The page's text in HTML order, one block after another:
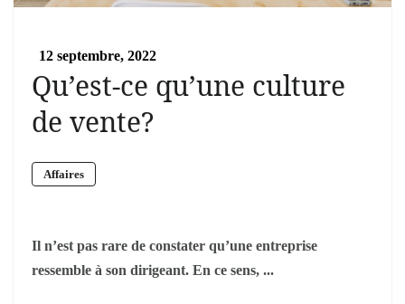
12 septembre, 2022
Qu’est-ce qu’une culture
de vente?
Affaires
Il n’est pas rare de constater qu’une entreprise
ressemble à son dirigeant. En ce sens, ...